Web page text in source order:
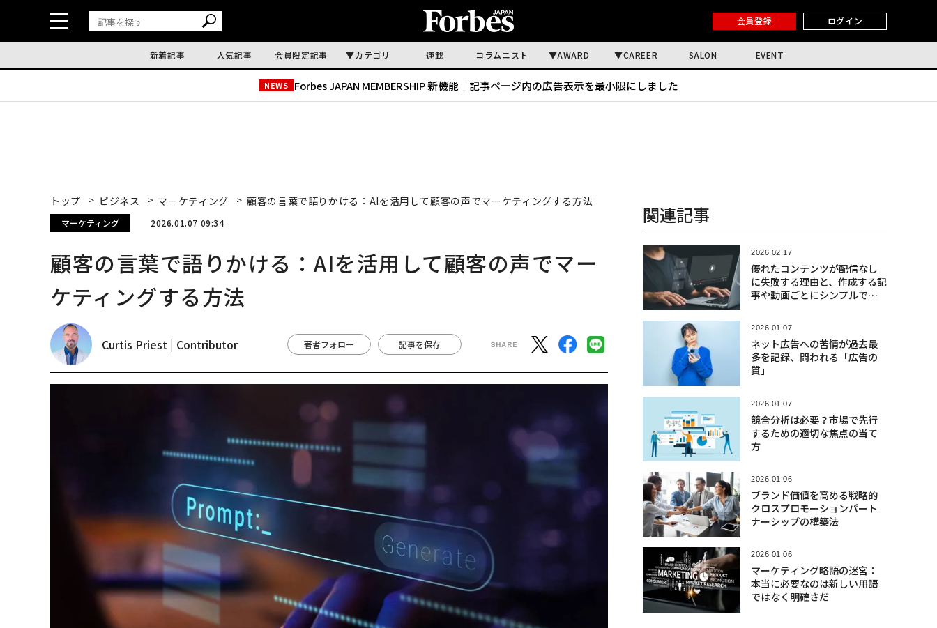
会員登録 ログイン
新着記事 人気記事 会員限定記事 カテゴリ 連載 コラムニスト AWARD CAREER SALON EVENT
NEWS Forbes JAPAN MEMBERSHIP 新機能｜ 記事ページ内の広告表示を最小限にしました
トップ ビジネス マーケティング 顧客の言葉で語りかける：AIを活用して顧客の声でマーケティングする方法
マーケティング 2026.01.07 09:34
顧客の言葉で語りかける：AIを活用して顧客の声でマー
ケティングする方法
Curtis Priest | Contributor 著者フォロー 記事を保存
関連記事
2026.02.17
優れたコンテンツが配信なし
に失敗する理由と、作成する記
事や動画ごとにシンプルで再
構築する方法について、創業者
のための実践ガイド。
2026.01.07
ネット広告への苦情が過去最
多を記録、問われる「広告の
質」
2026.01.07
競合分析は必要？市場で先行
するための適切な焦点の当て
方
2026.01.06
ブランド価値を高める戦略的
クロスプロモーションパート
ナーシップの構築法
2026.01.06
マーケティング略語の迷宮：
本当に必要なのは新しい用語
ではなく明確さだ